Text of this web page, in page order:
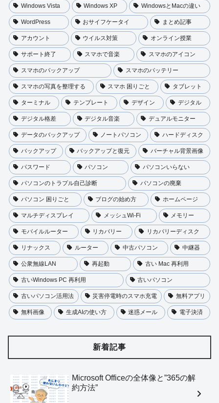
Windows Vista Windows XP WindowsとMacの違い
WordPress おサイフケータイ まとめ記事
アカウント ウイルス対策 オンライン授業
サポート終了 スマホで音楽 スマホのアイコン
スマホのバックアップ スマホのバッテリー
スマホの写真を整理する スマホ 困りごと タブレット
ターミナル テンプレート デザイン デジタル
デジタル格差 デジタル音楽 デュアルモニター
データのバックアップ ノートパソコン ハードディスク
バックアップ バックアップと復元 バーチャル背景画像
パスワード パソコン パソコンいらない
パソコンのトラプル自己診断 パソコンの廃棄
パソコン 困りごと ブログの始め方 ホームページ
マルチディスプレイ メッシュWi-Fi メモリー
モバイルルーター リカバリー リカバリーディスク
リナックス ルーター 中古パソコン 中継器
公衆無線LAN 再起動 古い Mac 再利用
古いWindows PC 再利用 古いパソコン
古いパソコン活用法 災害停電時のスマホ充電 無料アプリ
無料画像 生成AIの使い方 迷惑メール 電子決済
新着記事
Microsoft Officeの全体像と”365の解
約方法”